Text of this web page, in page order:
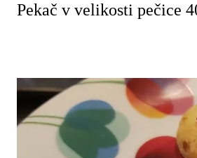
Pekač v velikosti pečice